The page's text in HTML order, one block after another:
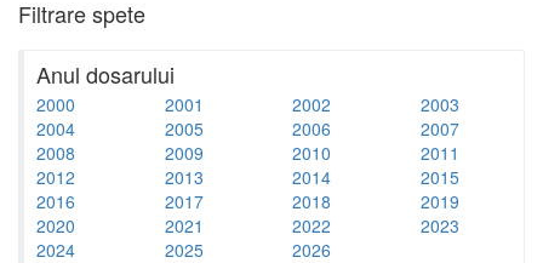
Filtrare spete
Anul dosarului
2000 2001 2002
2003
2004
2005 2006
2007
2008
2009 2010
2011
2012
2013 2014
2015
2016
2017 2018
2019
2020
2021 2022
2023
2024
2025 2026